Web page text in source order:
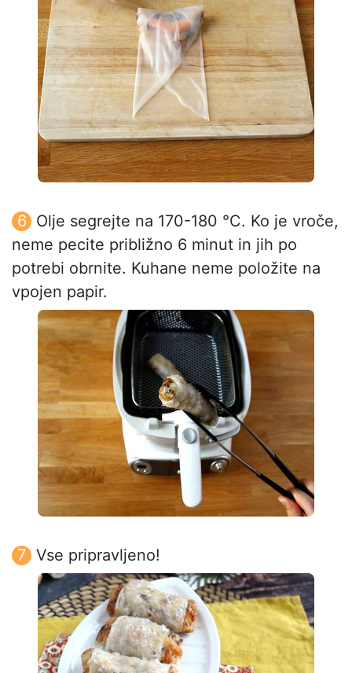
Olje segrejte na 170-180 °C. Ko je vroče,
neme pecite približno 6 minut in jih po
potrebi obrnite. Kuhane neme položite na
vpojen papir.
Vse pripravljeno!